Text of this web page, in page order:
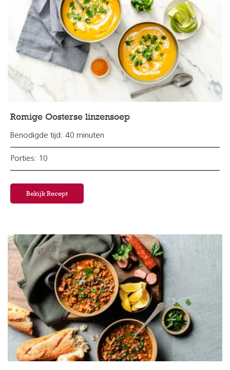
Romige Oosterse linzensoep
Benodigde tijd: 40 minuten
Porties: 10
Bekijk Recept